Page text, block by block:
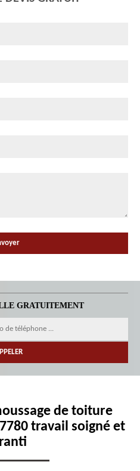
GRATUITEMENT
de toiture
travail soigné et